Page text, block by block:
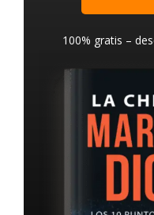
100% gratis –